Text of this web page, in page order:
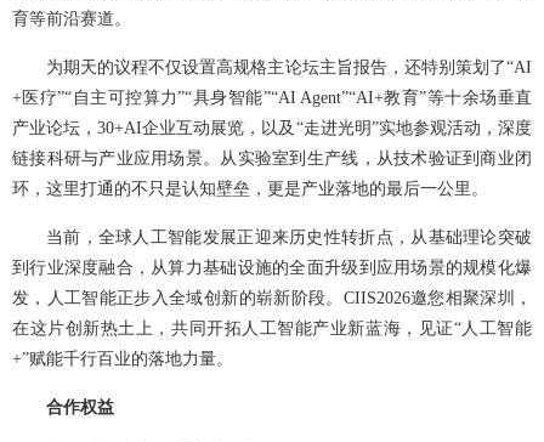
育等前沿赛道。
为期天的议程不仅设置高规格主论坛主旨报告，还特别策划了“AI
+医疗”“自主可控算力”“具身智能”“AI Agent”“AI+教育”等十余场垂直
产业论坛，30+AI企业互动展览，以及“走进光明”实地参观活动，深度
链接科研与产业应用场景。从实验室到生产线，从技术验证到商业闭
环，这里打通的不只是认知壁垒，更是产业落地的最后一公里。
当前，全球人工智能发展正迎来历史性转折点，从基础理论突破
到行业深度融合，从算力基础设施的全面升级到应用场景的规模化爆
发，人工智能正步入全域创新的崭新阶段。CIIS2026邀您相聚深圳，
在这片创新热土上，共同开拓人工智能产业新蓝海，见证“人工智能
+”赋能千行百业的落地力量。
合作权益